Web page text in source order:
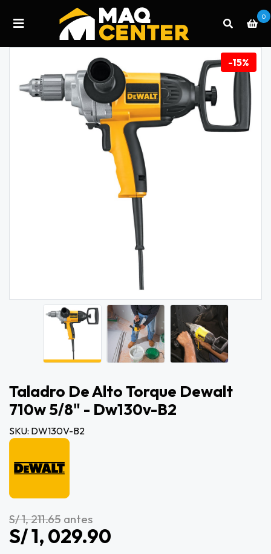
0
-15%
Taladro De Alto Torque Dewalt
710w 5/8" - Dw130v-B2
SKU: DW130V-B2
S/ 1, 211.65 antes
S/ 1, 029.90